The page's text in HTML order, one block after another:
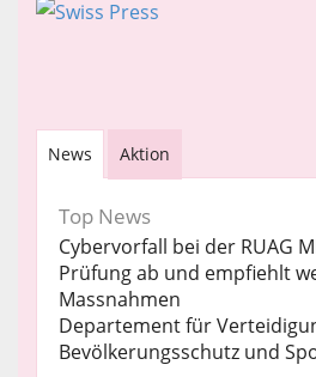
News Aktion
Top News
Cybervorfall bei der RUAG
Prüfung ab und empfiehlt
Massnahmen
Departement für
Bevölkerungsschutz und